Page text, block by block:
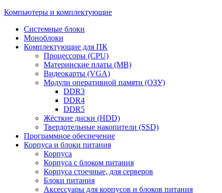
Компьютеры и комплектующие
Системные блоки
Моноблоки
Комплектующие для ПК
Процессоры (CPU)
Материнские платы (MB)
Видеокарты (VGA)
Модули оперативной памяти (ОЗУ)
DDR3
DDR4
DDR5
Жёсткие диски (HDD)
Твердотельные накопители (SSD)
Программное обеспечение
Корпуса и блоки питания
Корпуса
Корпуса с блоком питания
Корпуса стоечные, для серверов
Блоки питания
Аксессуары для корпусов и блоков питания